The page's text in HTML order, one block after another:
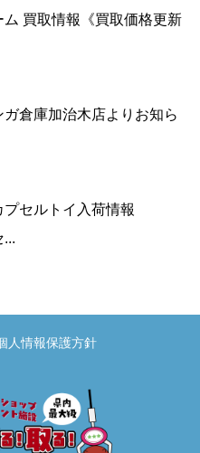
ム 買取情報《買取価格更新
ガ倉庫加治木店よりお知ら
プセルトイ入荷情報
人情報保護方針